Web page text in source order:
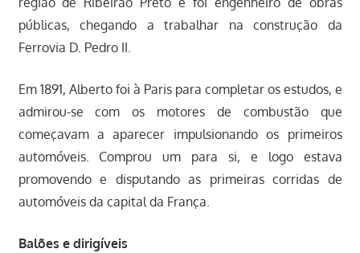
públicas, chegando a trabalhar na construção da
Ferrovia D. Pedro II.
Em 1891, Alberto foi à Paris para completar os estudos, e
admirou-se com os motores de combustão que
começavam a aparecer impulsionando os primeiros
automóveis. Comprou um para si, e logo estava
promovendo e disputando as primeiras corridas de
automóveis da capital da França.
Balões e dirigíveis